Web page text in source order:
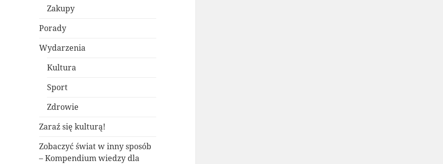
Zakupy
Porady
Wydarzenia
Kultura
Sport
Zdrowie
Zaraź się kulturą!
Zobaczyć świat w inny sposób
– Kompendium wiedzy dla